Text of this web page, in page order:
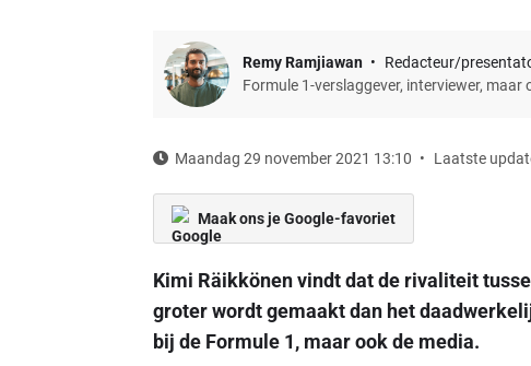
Remy Ramjiawan
Redacteur/
Formule 1-verslaggever, interviewer,
Maandag 29 november 2021 13:10 Laatste
Maak ons je Google-favoriet
Kimi Räikkönen vindt dat de rivaliteit
groter wordt gemaakt dan het
bij de Formule 1, maar ook de media.